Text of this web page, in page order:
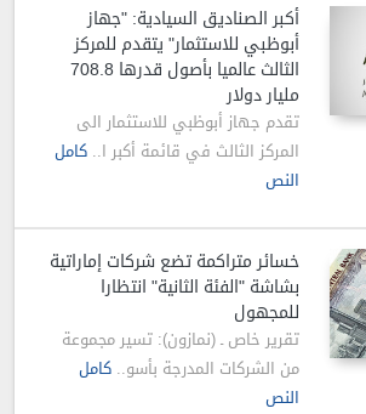
أكبر الصناديق السيادية: "جهاز
أبوظبي للاستثمار" يتقدم للمركز
الثالث عالميا بأصول قدرها 708.8
مليار دولار
تقدم جهاز أبوظبي للاستثمار الى
المركز الثالث في قائمة أكبر ا..كامل
النص
خسائر متراكمة تضع شركات إماراتية
بشاشة "الفئة الثانية" انتظارا
للمجهول
تقرير خاص ـ (نمازون): تسير مجموعة
من الشركات المدرجة بأسو..كامل
النص